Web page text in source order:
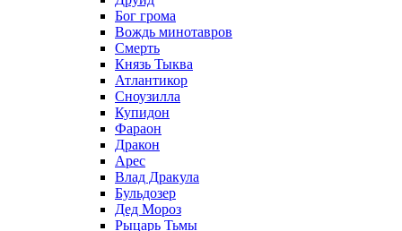
Бог грома
Вождь минотавров
Смерть
Князь Тыква
Атлантикор
Сноузилла
Купидон
Фараон
Дракон
Арес
Влад Дракула
Бульдозер
Дед Мороз
Рыцарь Тьмы